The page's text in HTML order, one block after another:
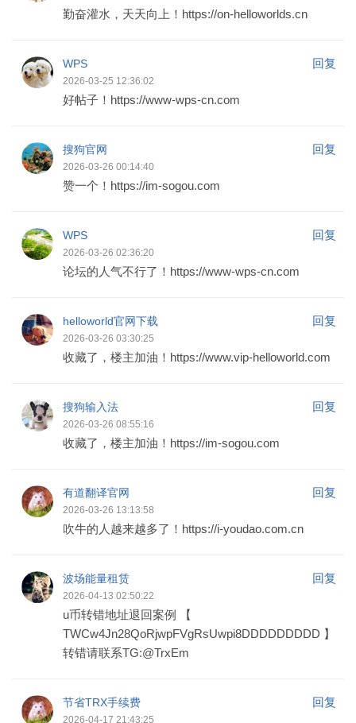
勤奋灌水，天天向上！https://on-helloworlds.cn
WPS 回复
2026-03-25 12:36:02
好帖子！https://www-wps-cn.com
搜狗官网 回复
2026-03-26 00:14:40
赞一个！https://im-sogou.com
WPS 回复
2026-03-26 02:36:20
论坛的人气不行了！https://www-wps-cn.com
helloworld官网下载 回复
2026-03-26 03:30:25
收藏了，楼主加油！https://www.vip-helloworld.com
搜狗输入法 回复
2026-03-26 08:55:16
收藏了，楼主加油！https://im-sogou.com
有道翻译官网 回复
2026-03-26 13:13:58
吹牛的人越来越多了！https://i-youdao.com.cn
波场能量租赁 回复
2026-04-13 02:50:22
u币转错地址退回案例 【
TWCw4Jn28QoRjwpFVgRsUwpi8DDDDDDDDD 】
转错请联系TG:@TrxEm
节省TRX手续费 回复
2026-04-17 21:43:25